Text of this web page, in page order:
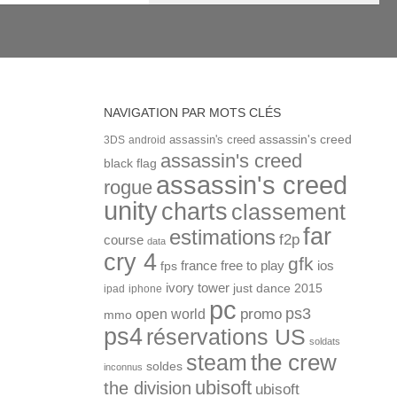
NAVIGATION PAR MOTS CLÉS
3DS android assassin's creed assassin's creed
black flag assassin's creed
rogue assassin's creed
unitycharts classement
course data estimations f2p far
cry 4 fps france free to play gfk ios
ipad iphone ivory tower just dance 2015
mmo open world pc promo ps3
ps4réservations US soldats
inconnus soldes steamthe crew
the division ubisoft ubisoft